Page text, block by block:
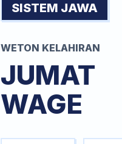
SISTEM JAWA
WETON KELAHIRAN
JUMAT
WAGE